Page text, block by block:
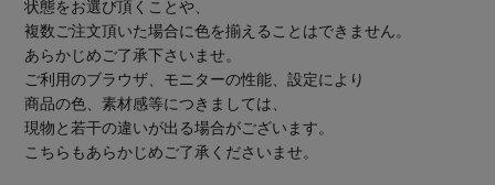
状態をお選び頂くことや、
複数ご注文頂いた場合に色を揃えることはできません。
あらかじめご了承下さいませ。
ご利用のブラウザ、モニターの性能、設定により
商品の色、素材感等につきましては、
現物と若干の違いが出る場合がございます。
こちらもあらかじめご了承くださいませ。